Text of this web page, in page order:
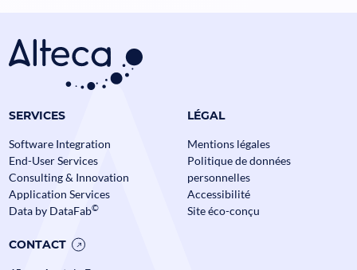
SERVICES
Software Integration
End-User Services
Consulting & Innovation
Application Services
Data by DataFab©
LÉGAL
Mentions légales
Politique de données
personnelles
Accessibilité
Site éco-conçu
CONTACT